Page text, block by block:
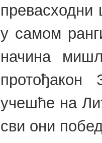
у самом
начина
учешће на
сви они